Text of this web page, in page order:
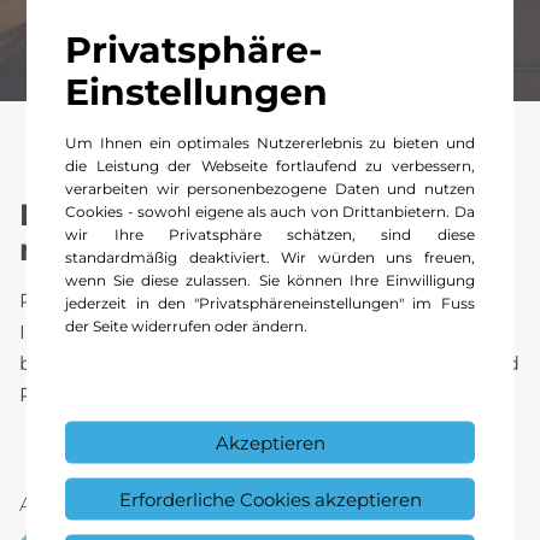
Privatsphäre-
Einstellungen
Um Ihnen ein optimales Nutzererlebnis zu bieten und
die Leistung der Webseite fortlaufend zu verbessern,
verarbeiten wir personenbezogene Daten und nutzen
Cookies - sowohl eigene als auch von Drittanbietern. Da
wir Ihre Privatsphäre schätzen, sind diese
standardmäßig deaktiviert. Wir würden uns freuen,
wenn Sie diese zulassen. Sie können Ihre Einwilligung
jederzeit in den "Privatsphäreneinstellungen" im Fuss
der Seite widerrufen oder ändern.
Akzeptieren
Erforderliche Cookies akzeptieren
Der erste Schritt zu ihrem
neuen GLE.
Registrieren Sie sich jetzt für exklusive
Informationen rund um Ihre Fahrzeugwahl – wir
beraten Sie gerne persönlich in Basel, Oberwil und
Pratteln.
Anrede